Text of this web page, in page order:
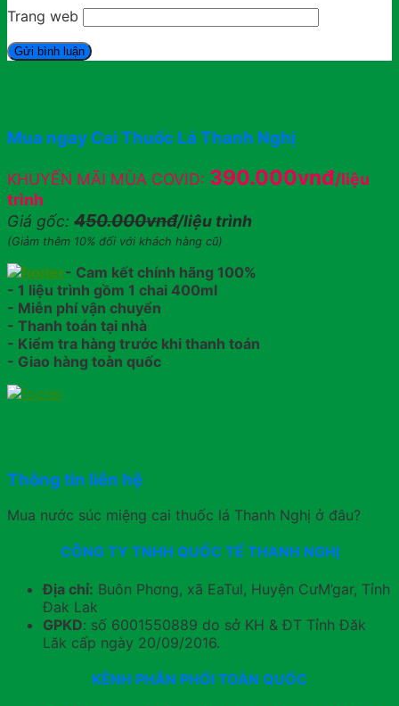
Trang web
Mua ngay Cai Thuốc Lá Thanh Nghị
KHUYẾN MÃI MÙA COVID: 390.000vnđ/liệu
trình
Giá gốc: 450.000vnđ/liệu trình
(Giảm thêm 10% đối với khách hàng cũ)
- Cam kết chính hãng 100%
- 1 liệu trình gồm 1 chai 400ml
- Miễn phí vận chuyển
- Thanh toán tại nhà
- Kiểm tra hàng trước khi thanh toán
- Giao hàng toàn quốc
Thông tin liên hệ
Mua nước súc miệng cai thuốc lá Thanh Nghị ở đâu?
CÔNG TY TNHH QUỐC TẾ THANH NGHỊ
Địa chỉ: Buôn Phơng, xã EaTul, Huyện CưM’gar, Tỉnh
Đak Lak
GPKD: số 6001550889 do sở KH & ĐT Tỉnh Đăk
Lăk cấp ngày 20/09/2016.
KÊNH PHÂN PHỐI TOÀN QUỐC